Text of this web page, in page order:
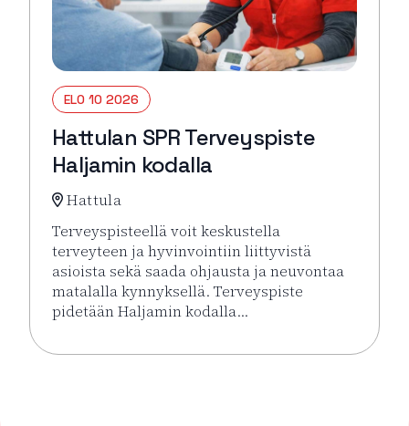
ELO 10 2026
Hattulan SPR Terveyspiste
Haljamin kodalla
Hattula
Terveyspisteellä voit keskustella
terveyteen ja hyvinvointiin liittyvistä
asioista sekä saada ohjausta ja neuvontaa
matalalla kynnyksellä. Terveyspiste
pidetään Haljamin kodalla…
Lue lisää tapahtumasta Hattulan SPR Terveyspiste